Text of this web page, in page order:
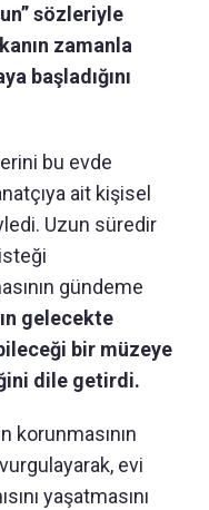
sözleriyle
zamanla
başladığını
bu evde
ait kişisel
Uzun süredir
gündeme
gelecekte
bir müzeye
dile getirdi.
korunmasının
evi
yaşatmasını